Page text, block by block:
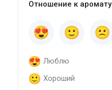
Отношение к аромату
Люблю
Хороший